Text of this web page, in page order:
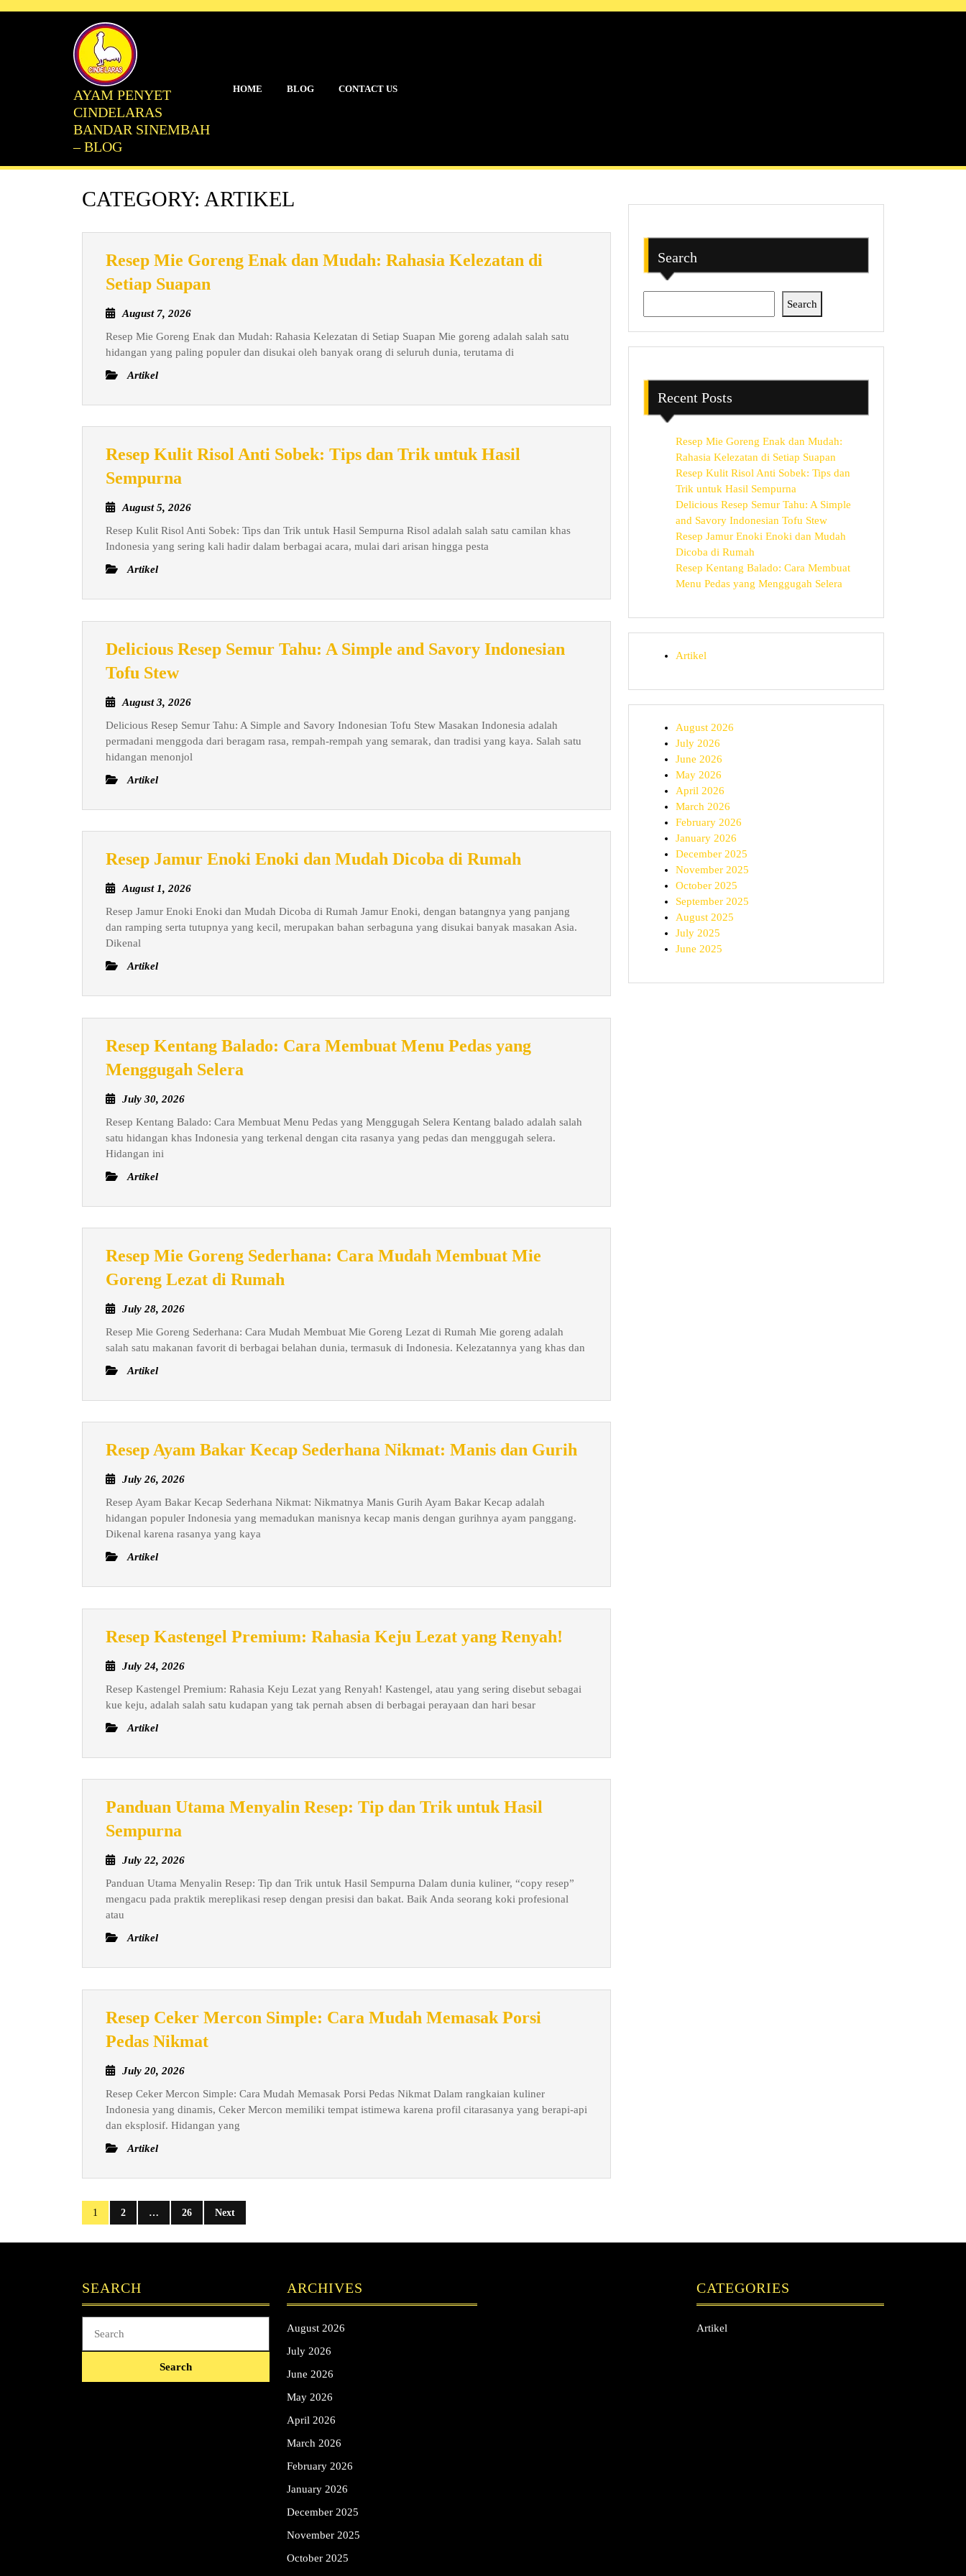
AYAM PENYET
CINDELARAS
BANDAR SINEMBAH
– BLOG
HOME BLOG CONTACT US
CATEGORY: ARTIKEL
Resep Mie Goreng Enak dan Mudah: Rahasia Kelezatan di
Setiap Suapan
Enak
dan
Rahasia
Setiap
August 7, 2026August
Resep Mie Goreng Enak dan Mudah: Rahasia Kelezatan di Setiap Suapan Mie goreng adalah salah satu
hidangan yang paling populer dan disukai oleh banyak orang di seluruh dunia, terutama di
Artikel
Resep Kulit Risol Anti Sobek: Tips dan Trik untuk Hasil
Sempurna
Risol
Anti
Sobek:
dan
Hasil
August 5, 2026August
Resep Kulit Risol Anti Sobek: Tips dan Trik untuk Hasil Sempurna Risol adalah salah satu camilan khas
Indonesia yang sering kali hadir dalam berbagai acara, mulai dari arisan hingga pesta
Artikel
Delicious Resep Semur Tahu: A Simple and Savory Indonesian
Tofu StewDelicious
Semur
Tahu:
A
Savory
Indonesian
Tofu
Stew
August 3, 2026August
Delicious Resep Semur Tahu: A Simple and Savory Indonesian Tofu Stew Masakan Indonesia adalah
permadani menggoda dari beragam rasa, rempah-rempah yang semarak, dan tradisi yang kaya. Salah satu
hidangan menonjol
Artikel
Resep Jamur Enoki Enoki dan Mudah Dicoba di Rumah
Enoki
dan
di
Rumah
August 1, 2026August
Resep Jamur Enoki Enoki dan Mudah Dicoba di Rumah Jamur Enoki, dengan batangnya yang panjang
dan ramping serta tutupnya yang kecil, merupakan bahan serbaguna yang disukai banyak masakan Asia.
Dikenal
Artikel
Resep Kentang Balado: Cara Membuat Menu Pedas yang
Menggugah Selera
Cara
Membuat
yang
Menggugah
Selera
July 30, 2026July
2026
Resep Kentang Balado: Cara Membuat Menu Pedas yang Menggugah Selera Kentang balado adalah salah
satu hidangan khas Indonesia yang terkenal dengan cita rasanya yang pedas dan menggugah selera.
Hidangan ini
Artikel
Resep Mie Goreng Sederhana: Cara Mudah Membuat Mie
Goreng Lezat di Rumah
Sederhana:
Cara
Membuat
Lezat
Rumah
July 28, 2026July
2026
Resep Mie Goreng Sederhana: Cara Mudah Membuat Mie Goreng Lezat di Rumah Mie goreng adalah
salah satu makanan favorit di berbagai belahan dunia, termasuk di Indonesia. Kelezatannya yang khas dan
Artikel
Resep Ayam Bakar Kecap Sederhana Nikmat: Manis dan Gurih
dan
Gurih
July 26, 2026July
Resep Ayam Bakar Kecap Sederhana Nikmat: Nikmatnya Manis Gurih Ayam Bakar Kecap adalah
hidangan populer Indonesia yang memadukan manisnya kecap manis dengan gurihnya ayam panggang.
Dikenal karena rasanya yang kaya
Artikel
Resep Kastengel Premium: Rahasia Keju Lezat yang Renyah!
Rahasia
yang
July 24, 2026July
Resep Kastengel Premium: Rahasia Keju Lezat yang Renyah! Kastengel, atau yang sering disebut sebagai
kue keju, adalah salah satu kudapan yang tak pernah absen di berbagai perayaan dan hari besar
Artikel
Panduan Utama Menyalin Resep: Tip dan Trik untuk Hasil
Sempurna
Menyalin
Resep:
Tip
untuk
Hasil
Sempurna
July 22, 2026July
2026
Panduan Utama Menyalin Resep: Tip dan Trik untuk Hasil Sempurna Dalam dunia kuliner, “copy resep”
mengacu pada praktik mereplikasi resep dengan presisi dan bakat. Baik Anda seorang koki profesional
atau
Artikel
Resep Ceker Mercon Simple: Cara Mudah Memasak Porsi
Pedas NikmatResep
Simple:
Cara
Porsi
Pedas
Nikmat
July 20, 2026July
Resep Ceker Mercon Simple: Cara Mudah Memasak Porsi Pedas Nikmat Dalam rangkaian kuliner
Indonesia yang dinamis, Ceker Mercon memiliki tempat istimewa karena profil citarasanya yang berapi-api
dan eksplosif. Hidangan yang
Artikel
Posts
pagination
1 2 … 26 Next
Search
Search
Recent Posts
Resep Mie Goreng Enak dan Mudah:
Rahasia Kelezatan di Setiap Suapan
Resep Kulit Risol Anti Sobek: Tips dan
Trik untuk Hasil Sempurna
Delicious Resep Semur Tahu: A Simple
and Savory Indonesian Tofu Stew
Resep Jamur Enoki Enoki dan Mudah
Dicoba di Rumah
Resep Kentang Balado: Cara Membuat
Menu Pedas yang Menggugah Selera
Artikel
August 2026
July 2026
June 2026
May 2026
April 2026
March 2026
February 2026
January 2026
December 2025
November 2025
October 2025
September 2025
August 2025
July 2025
June 2025
SEARCH
for:
ARCHIVES
August 2026
July 2026
June 2026
May 2026
April 2026
March 2026
February 2026
January 2026
December 2025
November 2025
October 2025
CATEGORIES
Artikel